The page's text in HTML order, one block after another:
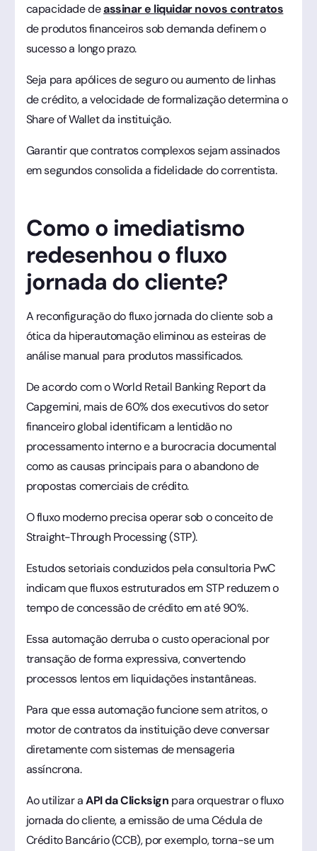
capacidade deassinar e liquidar novos contratos
de produtos financeiros sob demanda definem o
sucesso a longo prazo.
Seja para apólices de seguro ou aumento de linhas
de crédito, a velocidade de formalização determina o
Share of Wallet da instituição.
Garantir que contratos complexos sejam assinados
em segundos consolida a fidelidade do correntista.
Como o imediatismo
redesenhou o fluxo
jornada do cliente?
A reconfiguração do fluxo jornada do cliente sob a
ótica da hiperautomação eliminou as esteiras de
análise manual para produtos massificados.
De acordo com o World Retail Banking Report da
Capgemini, mais de 60% dos executivos do setor
financeiro global identificam a lentidão no
processamento interno e a burocracia documental
como as causas principais para o abandono de
propostas comerciais de crédito.
O fluxo moderno precisa operar sob o conceito de
Straight-Through Processing (STP).
Estudos setoriais conduzidos pela consultoria PwC
indicam que fluxos estruturados em STP reduzem o
tempo de concessão de crédito em até 90%.
Essa automação derruba o custo operacional por
transação de forma expressiva, convertendo
processos lentos em liquidações instantâneas.
Para que essa automação funcione sem atritos, o
motor de contratos da instituição deve conversar
diretamente com sistemas de mensageria
assíncrona.
Ao utilizar aAPI da Clicksign para orquestrar o fluxo
jornada do cliente, a emissão de uma Cédula de
Crédito Bancário (CCB), por exemplo, torna-se um